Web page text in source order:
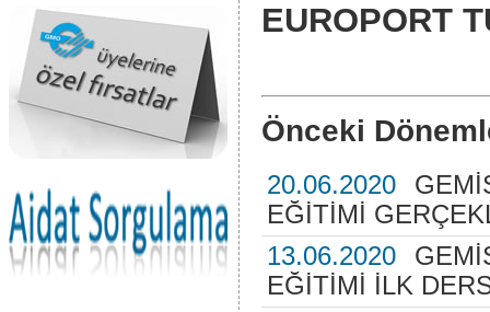
EUROPORT
Önceki
20.06.2020
EĞİTİMİ
13.06.2020
EĞİTİMİ İLK